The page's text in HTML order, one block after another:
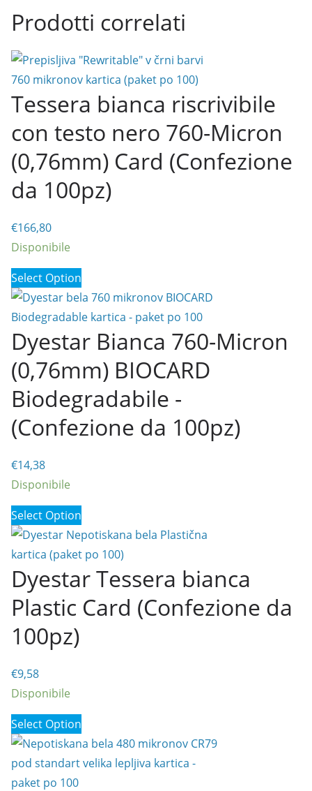
(sul
lato
lungo)
da
100pz)
Prodotti correlati
Tessera bianca riscrivibile
con testo nero 760-Micron
(0,76mm) Card (Confezione
da 100pz)
€166,80
Disponibile
Select Option
Dyestar Bianca 760-Micron
(0,76mm) BIOCARD
Biodegradabile -
(Confezione da 100pz)
€14,38
Disponibile
Select Option
Dyestar Tessera bianca
Plastic Card (Confezione da
100pz)
€9,58
Disponibile
Select Option